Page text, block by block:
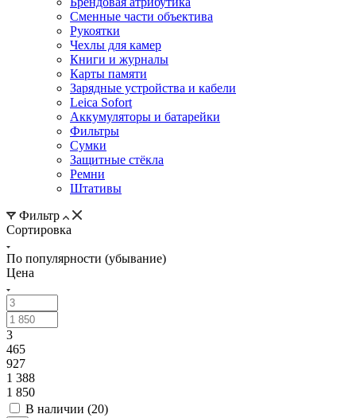
Сменные части объектива
Рукоятки
Чехлы для камер
Книги и журналы
Карты памяти
Зарядные устройства и кабели
Leica Sofort
Аккумуляторы и батарейки
Фильтры
Сумки
Защитные стёкла
Ремни
Штативы
Фильтр
Сортировка
По популярности (убывание)
Цена
3
465
927
1 388
1 850
В наличии (20)